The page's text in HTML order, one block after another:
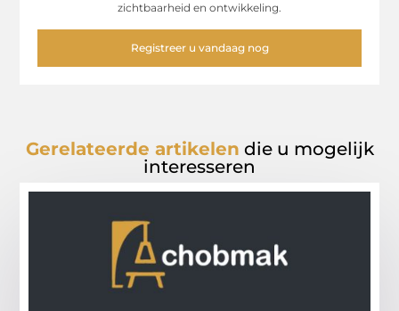
zichtbaarheid en ontwikkeling.
Registreer u vandaag nog
Gerelateerde artikelen die u mogelijk
interesseren